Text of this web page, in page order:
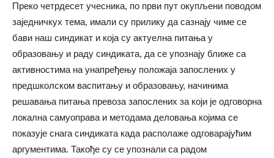
Преко четрдесет учесника, по први пут окупљени поводом
заједничкух тема, имали су прилику да сазнају чиме се
бави наш синдикат и која су актуелна питања у
образовању и раду синдиката, да се упознају ближе са
активностима на унапређењу положаја запослених у
предшколском васпитању и образовању, начинима
решавања питања превоза запослених за који је одговорна
локална самуоправа и методама деловања којима се
показује снага синдиката када располаже одговарајућим
аргументима. Такође су се упознали са радом